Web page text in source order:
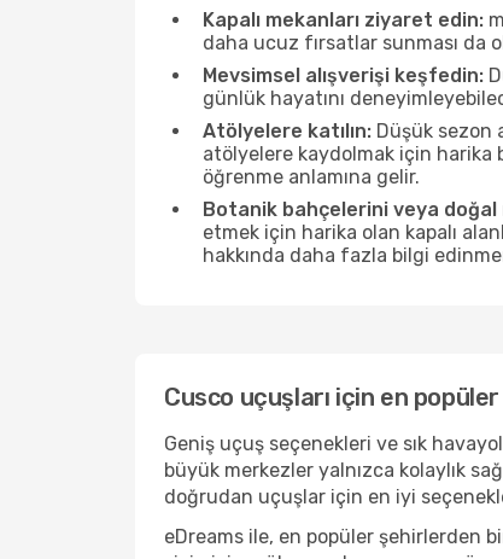
Kapalı mekanları ziyaret edin:
daha ucuz fırsatlar sunması da
Mevsimsel alışverişi keşfedin:
günlük hayatını
Atölyelere katılın: Düşük sezon
atölyelere kaydolmak için harika
öğrenme anlamına gelir.
Botanik bahçelerini veya
etmek için harika olan kapalı
hakkında daha fazla bilgi
Cusco uçuşları için en
Geniş uçuş seçenekleri ve sık
büyük merkezler yalnızca kolaylık
doğrudan uçuşlar için en iyi
eDreams ile, en popüler şehirlerden